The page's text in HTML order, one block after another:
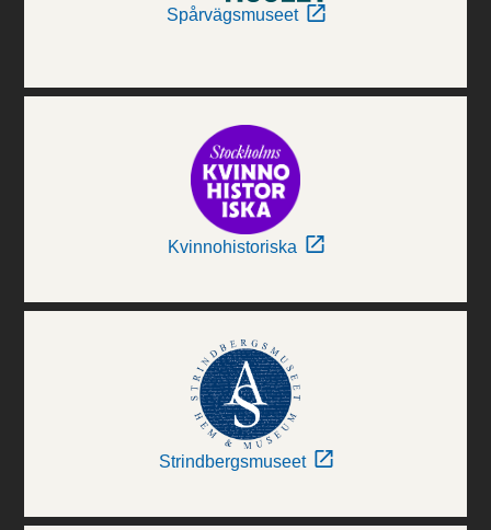
Spårvägsmuseet
Kvinnohistoriska
Strindbergsmuseet